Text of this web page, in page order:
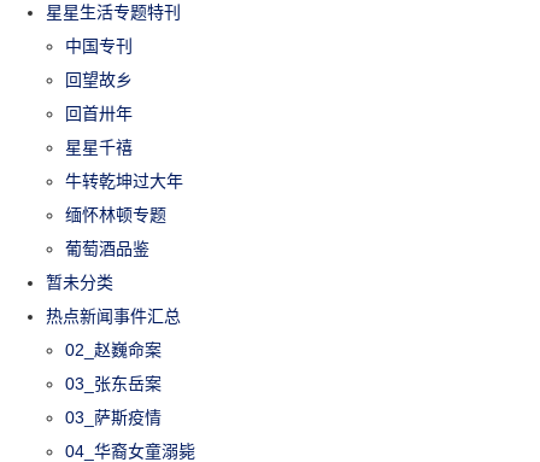
星星生活专题特刊
中国专刊
回望故乡
回首卅年
星星千禧
牛转乾坤过大年
缅怀林顿专题
葡萄酒品鉴
暂未分类
热点新闻事件汇总
02_赵巍命案
03_张东岳案
03_萨斯疫情
04_华裔女童溺毙